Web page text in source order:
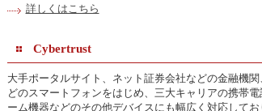
詳しくはこちら
Cybertrust
大手ポータルサイト、ネット証券会社などの金融機
どのスマートフォンをはじめ、三大キャリアの携帯
ーム機器などのその他デバイスにも幅広く対応して